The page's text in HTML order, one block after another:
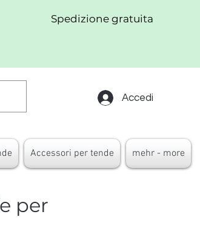
Spedizione gratuita
Accedi
Accessori per tende mehr - more
per